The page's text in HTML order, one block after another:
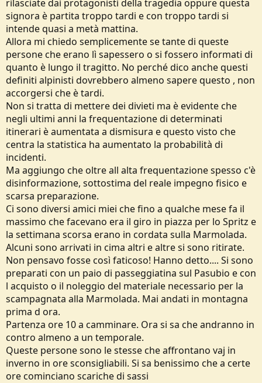
rilasciate dai protagonisti della tragedia oppure questa
signora è partita troppo tardi e con troppo tardi si
intende quasi a metà mattina.
Allora mi chiedo semplicemente se tante di queste
persone che erano lì sapessero o si fossero informati di
quanto è lungo il tragitto. No perché dico anche questi
definiti alpinisti dovrebbero almeno sapere questo , non
accorgersi che è tardi.
Non si tratta di mettere dei divieti ma è evidente che
negli ultimi anni la frequentazione di determinati
itinerari è aumentata a dismisura e questo visto che
centra la statistica ha aumentato la probabilità di
incidenti.
Ma aggiungo che oltre all alta frequentazione spesso c'è
disinformazione, sottostima del reale impegno fisico e
scarsa preparazione.
Ci sono diversi amici miei che fino a qualche mese fa il
massimo che facevano era il giro in piazza per lo Spritz e
la settimana scorsa erano in cordata sulla Marmolada.
Alcuni sono arrivati in cima altri e altre si sono ritirate.
Non pensavo fosse così faticoso! Hanno detto.... Si sono
preparati con un paio di passeggiatina sul Pasubio e con
l acquisto o il noleggio del materiale necessario per la
scampagnata alla Marmolada. Mai andati in montagna
prima d ora.
Partenza ore 10 a camminare. Ora si sa che andranno in
contro almeno a un temporale.
Queste persone sono le stesse che affrontano vaj in
inverno in ore sconsigliabili. Si sa benissimo che a certe
ore cominciano scariche di sassi